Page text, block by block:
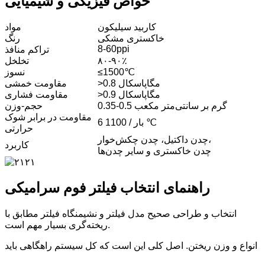
مواد
کاربید سیلیکون
رنگ
خاکستری مشکی
تراکم منافذ
8-60ppi
تخلخل
۸۰-۹۰٪
نسوز
≤1500℃
مقاومت خمشی
>0.8 مگاپاسکال
مقاومت فشاری
>0.9 مگاپاسکال
حجم-وزن
0.35-0.5 گرم بر سانتی‌متر مکعب
مقاومت در برابر شوک
حرارتی
6 بار / 1100 ℃
کاربرد
چدن داکتیل، چدن چکش‌خوار،
چدن خاکستری و سایر چدن‌ها
راهنمای انتخاب فیلتر فوم سرامیکی
انتخاب و طراحی صحیح مدل فیلتر و نشیمنگاه فیلتر مطابق با
ریخته‌گری بسیار مهم است.
انواع و وزن ریختن. اصل کلی این است که کل سیستم راهگاهی باید